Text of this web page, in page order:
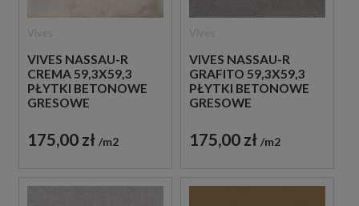
VIVES NASSAU-R
CREMA 59,3X59,3
PŁYTKI BETONOWE
GRESOWE
175,00 zł m2
VIVES NASSAU-R
GRAFITO 59,3X59,3
PŁYTKI BETONOWE
GRESOWE
175,00 zł m2